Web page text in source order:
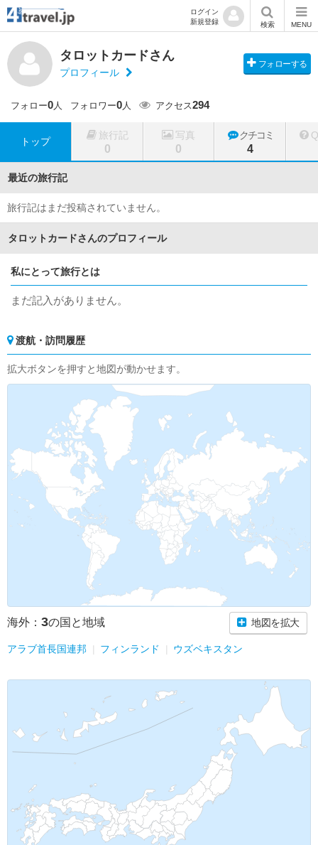
ログイン
新規登録
検索 MENU
タロットカードさん
プロフィール
フォローする
フォロー0人 フォロワー0人 アクセス294
トップ
旅行記
0
写真
0
クチコミ
4
最近の旅行記
旅行記はまだ投稿されていません。
タロットカードさんのプロフィール
私にとって旅行とは
まだ記入がありません。
渡航・訪問履歴
拡大ボタンを押すと地図が動かせます。
海外： 3の国と地域 地図を拡大
アラブ首長国連邦 フィンランド ウズベキスタン